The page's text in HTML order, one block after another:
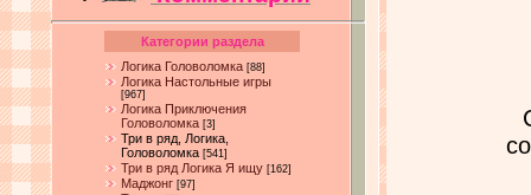
Категории раздела
Логика Головоломка [88]
Логика Настольные игры
[967]
Логика Приключения
Головоломка [3]
Три в ряд, Логика,
Головоломка [541]
Три в ряд Логика Я ищу [162]
Маджонг [97]